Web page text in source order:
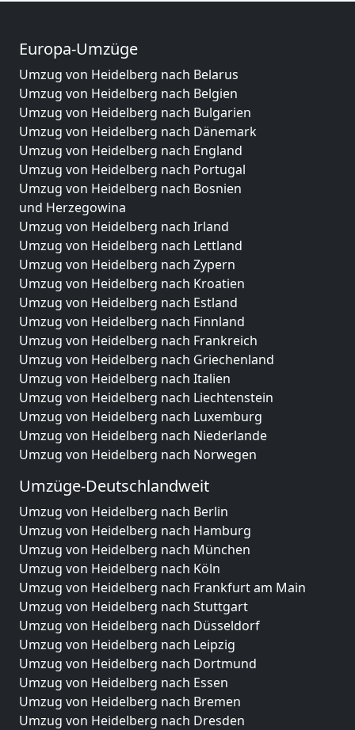
Europa-Umzüge
Umzug von Heidelberg nach Belarus
Umzug von Heidelberg nach Belgien
Umzug von Heidelberg nach Bulgarien
Umzug von Heidelberg nach Dänemark
Umzug von Heidelberg nach England
Umzug von Heidelberg nach Portugal
Umzug von Heidelberg nach Bosnien
und Herzegowina
Umzug von Heidelberg nach Irland
Umzug von Heidelberg nach Lettland
Umzug von Heidelberg nach Zypern
Umzug von Heidelberg nach Kroatien
Umzug von Heidelberg nach Estland
Umzug von Heidelberg nach Finnland
Umzug von Heidelberg nach Frankreich
Umzug von Heidelberg nach Griechenland
Umzug von Heidelberg nach Italien
Umzug von Heidelberg nach Liechtenstein
Umzug von Heidelberg nach Luxemburg
Umzug von Heidelberg nach Niederlande
Umzug von Heidelberg nach Norwegen
Umzüge-Deutschlandweit
Umzug von Heidelberg nach Berlin
Umzug von Heidelberg nach Hamburg
Umzug von Heidelberg nach München
Umzug von Heidelberg nach Köln
Umzug von Heidelberg nach Frankfurt am Main
Umzug von Heidelberg nach Stuttgart
Umzug von Heidelberg nach Düsseldorf
Umzug von Heidelberg nach Leipzig
Umzug von Heidelberg nach Dortmund
Umzug von Heidelberg nach Essen
Umzug von Heidelberg nach Bremen
Umzug von Heidelberg nach Dresden